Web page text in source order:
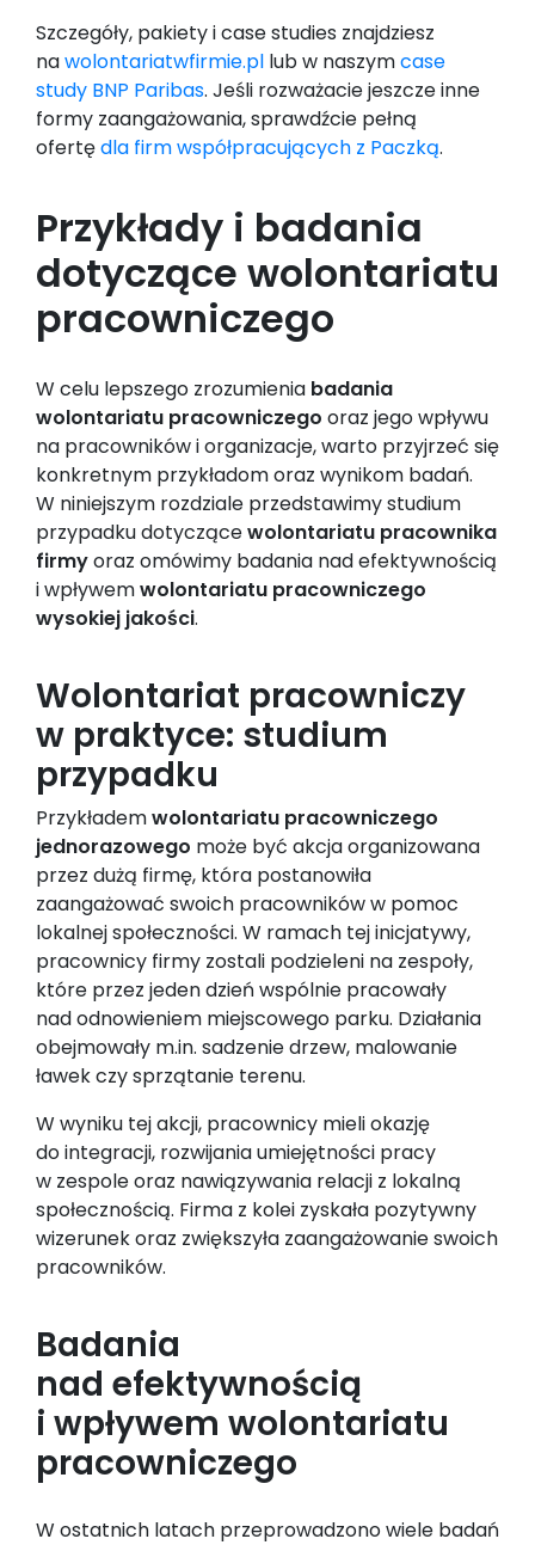
Szczegóły, pakiety i case studies znajdziesz
nawolontariatwfirmie.pl lub w naszymcase
study BNP Paribas. Jeśli rozważacie jeszcze inne
formy zaangażowania, sprawdźcie pełną
ofertędla firm współpracujących z Paczką.
Przykłady i badania
dotyczące wolontariatu
pracowniczego
W celu lepszego zrozumienia badania
wolontariatu pracowniczego oraz jego wpływu
na pracowników i organizacje, warto przyjrzeć się
konkretnym przykładom oraz wynikom badań.
W niniejszym rozdziale przedstawimy studium
przypadku dotyczącewolontariatu pracownika
firmyoraz omówimy badania nad efektywnością
i wpływemwolontariatu pracowniczego
wysokiej jakości.
Wolontariat pracowniczy
w praktyce: studium
przypadku
Przykłademwolontariatu pracowniczego
jednorazowego może być akcja organizowana
przez dużą firmę, która postanowiła
zaangażować swoich pracowników w pomoc
lokalnej społeczności. W ramach tej inicjatywy,
pracownicy firmy zostali podzieleni na zespoły,
które przez jeden dzień wspólnie pracowały
nad odnowieniem miejscowego parku. Działania
obejmowały m.in. sadzenie drzew, malowanie
ławek czy sprzątanie terenu.
W wyniku tej akcji, pracownicy mieli okazję
do integracji, rozwijania umiejętności pracy
w zespole oraz nawiązywania relacji z lokalną
społecznością. Firma z kolei zyskała pozytywny
wizerunek oraz zwiększyła zaangażowanie swoich
pracowników.
Badania
nad efektywnością
i wpływem wolontariatu
pracowniczego
W ostatnich latach przeprowadzono wiele badań